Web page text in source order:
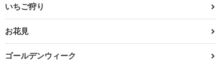
いちご狩り
お花見
ゴールデンウィーク